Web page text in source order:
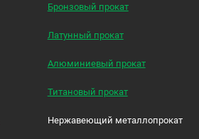
Бронзовый прокат
Латунный прокат
Алюминиевый прокат
Титановый прокат
Нержавеющий металлопрокат